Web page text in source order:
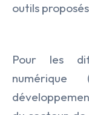
outils
Pour les
numérique